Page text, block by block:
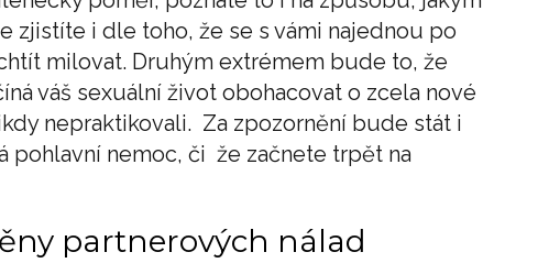
zjistíte i dle toho, že se s vámi najednou po
milovat. Druhým extrémem bude to, že
váš sexuální život obohacovat o zcela nové
nepraktikovali. Za zpozornění bude stát i
pohlavní nemoc, či že začnete trpět na
partnerových nálad